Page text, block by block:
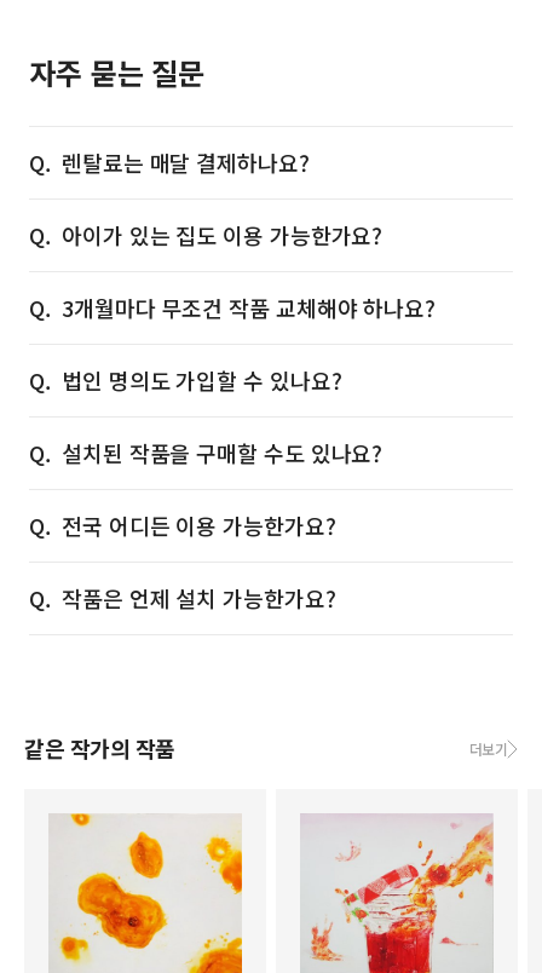
자주 묻는 질문
렌탈료는 매달 결제하나요?
아이가 있는 집도 이용 가능한가요?
3개월마다 무조건 작품 교체해야 하나요?
법인 명의도 가입할 수 있나요?
설치된 작품을 구매할 수도 있나요?
전국 어디든 이용 가능한가요?
작품은 언제 설치 가능한가요?
같은 작가의 작품 더보기